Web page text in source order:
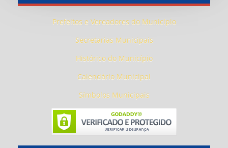
Prefeitos e Vereadores do Município
Secretarias Municipais
Histórico do Município
Calendário Municipal
Símbolos Municipais